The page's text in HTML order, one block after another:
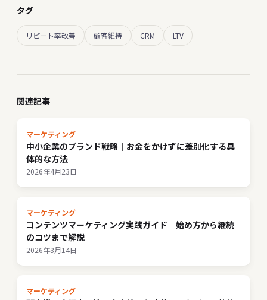
タグ
リピート率改善 顧客維持 CRM LTV
関連記事
マーケティング
中小企業のブランド戦略｜お金をかけずに差別化する具
体的な方法
2026年4月23日
マーケティング
コンテンツマーケティング実践ガイド｜始め方から継続
のコツまで解説
2026年3月14日
マーケティング